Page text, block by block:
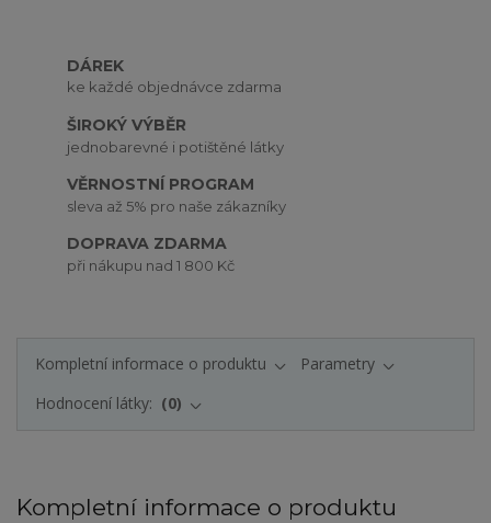
DÁREK
ke každé objednávce zdarma
ŠIROKÝ VÝBĚR
jednobarevné i potištěné látky
VĚRNOSTNÍ PROGRAM
sleva až 5% pro naše zákazníky
DOPRAVA ZDARMA
při nákupu nad 1 800 Kč
Kompletní informace o produktu
Parametry
Hodnocení látky:
0
Kompletní informace o produktu